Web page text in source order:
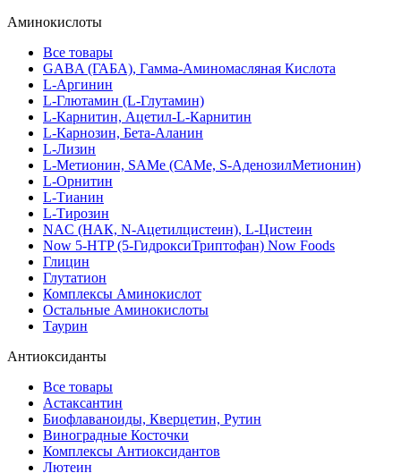
Аминокислоты
Все товары
GABA (ГАБА), Гамма-Аминомасляная Кислота
L-Аргинин
L-Глютамин (L-Глутамин)
L-Карнитин, Ацетил-L-Карнитин
L-Карнозин, Бета-Аланин
L-Лизин
L-Метионин, SAMe (САМе, S-АденозилМетионин)
L-Орнитин
L-Тианин
L-Тирозин
NAC (НАК, N-Ацетилцистеин), L-Цистеин
Now 5-HTP (5-ГидроксиТриптофан) Now Foods
Глицин
Глутатион
Комплексы Аминокислот
Остальные Аминокислоты
Таурин
Антиоксиданты
Все товары
Астаксантин
Биофлаваноиды, Кверцетин, Рутин
Виноградные Косточки
Комплексы Антиоксидантов
Лютеин